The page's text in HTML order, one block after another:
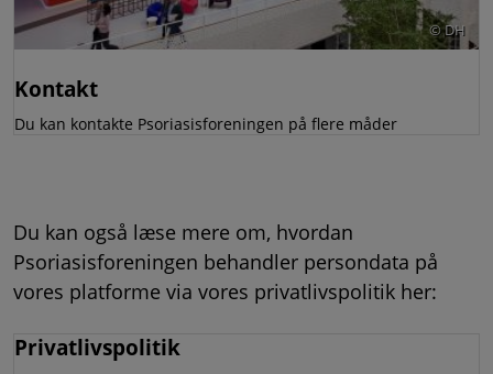
DH
Kontakt
Du kan kontakte Psoriasisforeningen på flere måder
Du kan også læse mere om, hvordan
Psoriasisforeningen behandler persondata på
vores platforme via vores privatlivspolitik her:
Privatlivspolitik